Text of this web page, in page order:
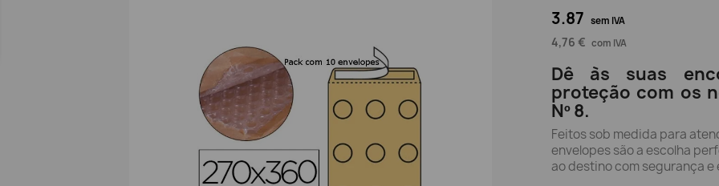
3.87 sem IVA
4,76 € com IVA
Dê às suas
proteção com os
Nº 8.
Feitos sob medida para
envelopes são a escolha
ao destino com segurança e